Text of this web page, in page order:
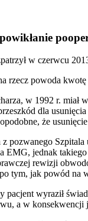
w czerwcu
rzecz powoda
w 1992 r. miał
dla
że
pozwanego
EMG, jednak
rewizji
tym, jak powód na
pacjent wyraził
a w konsekwencji